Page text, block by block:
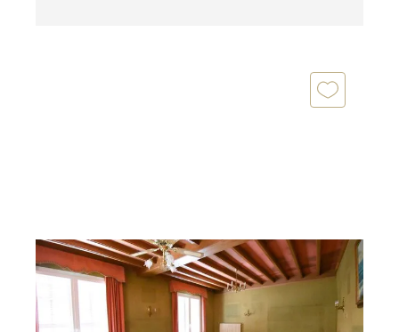
CUSSET 03
153 m2, 6 pièces
Ref : 1785